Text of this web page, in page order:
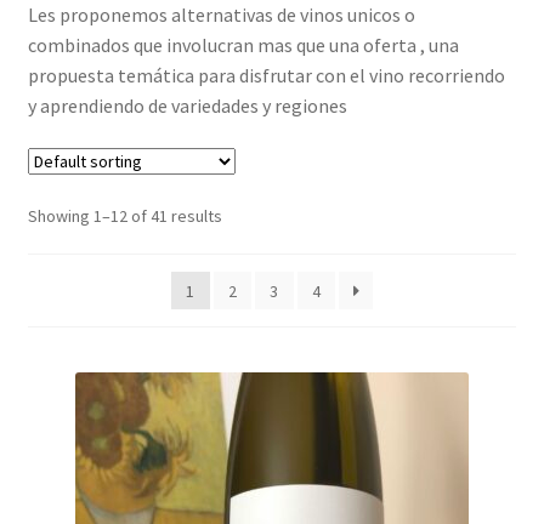
Les proponemos alternativas de vinos unicos o
combinados que involucran mas que una oferta , una
propuesta temática para disfrutar con el vino recorriendo
y aprendiendo de variedades y regiones
Showing 1–12 of 41 results
1 2 3 4